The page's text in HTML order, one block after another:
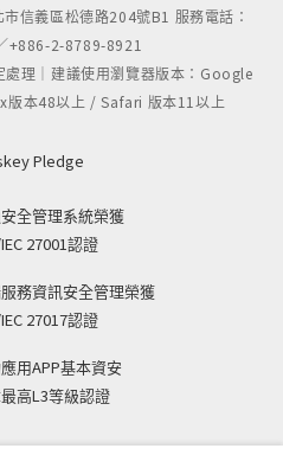
信義區松德路204號B1 服務電話：
+886-2-8789-8921
理｜建議使用瀏覽器版本：Google
本48以上 / Safari 版本11以上
Pledge
全管理系統榮獲
27001認證
務資訊安全管理榮獲
27017認證
用APP基本資安
高L3等級認證